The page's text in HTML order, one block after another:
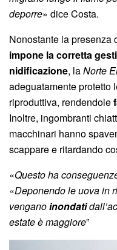
deporre» dice Costa.
Nonostante la presenza
impone la corretta
nidificazione, laNorte
adeguatamente protetto
riproduttiva, rendendole
Inoltre, ingombranti
macchinari hanno
scappare e ritardando
«Questo ha
«Deponendo le uova in
venganoinondati
estate è maggiore”